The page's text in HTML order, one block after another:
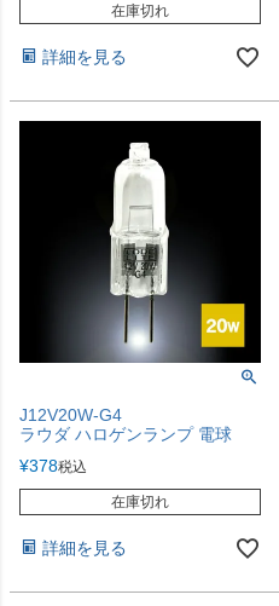
在庫切れ
詳細を見る
J12V20W-G4
ラウダ ハロゲンランプ 電球
¥378税込
在庫切れ
詳細を見る